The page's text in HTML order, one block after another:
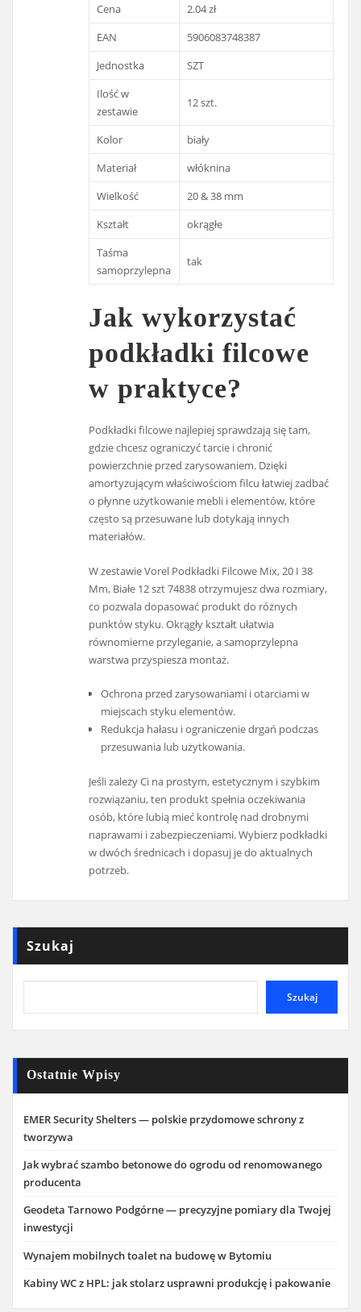
Cena
2.04 zł
EAN
5906083748387
Jednostka
SZT
Ilość w
zestawie
12 szt.
Kolor
biały
Materiał
włóknina
Wielkość
20 & 38 mm
Kształt
okrągłe
Taśma
samoprzylepna
tak
Jak wykorzystać
podkładki filcowe
w praktyce?
Podkładki filcowe najlepiej sprawdzają się tam,
gdzie chcesz ograniczyć tarcie i chronić
powierzchnie przed zarysowaniem. Dzięki
amortyzującym właściwościom filcu łatwiej zadbać
o płynne użytkowanie mebli i elementów, które
często są przesuwane lub dotykają innych
materiałów.
W zestawie Vorel Podkładki Filcowe Mix, 20 I 38
Mm, Białe 12 szt 74838 otrzymujesz dwa rozmiary,
co pozwala dopasować produkt do różnych
punktów styku. Okrągły kształt ułatwia
równomierne przyleganie, a samoprzylepna
warstwa przyspiesza montaż.
Ochrona przed zarysowaniami i otarciami w
miejscach styku elementów.
Redukcja hałasu i ograniczenie drgań podczas
przesuwania lub użytkowania.
Jeśli zależy Ci na prostym, estetycznym i szybkim
rozwiązaniu, ten produkt spełnia oczekiwania
osób, które lubią mieć kontrolę nad drobnymi
naprawami i zabezpieczeniami. Wybierz podkładki
w dwóch średnicach i dopasuj je do aktualnych
potrzeb.
Szukaj
Szukaj
Ostatnie Wpisy
EMER Security Shelters — polskie przydomowe schrony z
tworzywa
Jak wybrać szambo betonowe do ogrodu od renomowanego
producenta
Geodeta Tarnowo Podgórne — precyzyjne pomiary dla Twojej
inwestycji
Wynajem mobilnych toalet na budowę w Bytomiu
Kabiny WC z HPL: jak stolarz usprawni produkcję i pakowanie